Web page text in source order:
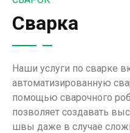
Сварка
Наши услуги по сварке
автоматизированную
помощью сварочного
позволяет создавать
швы даже в случае